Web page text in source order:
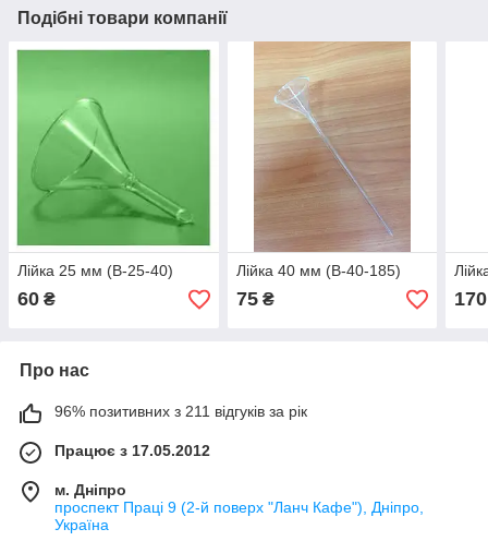
Подібні товари компанії
Лійка 25 мм (В-25-40)
60 ₴
Лійка 40 мм (В-40-185)
75₴ 170
Про нас
96% позитивних з 211 відгуків за рік
Працює з 17.05.2012
м. Дніпро
проспект Праці 9 (2-й поверх "Ланч Кафе"), Дніпро,
Україна